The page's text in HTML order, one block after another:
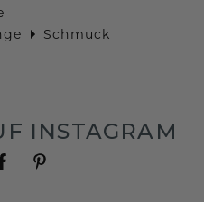
Schmuck
INSTAGRAM